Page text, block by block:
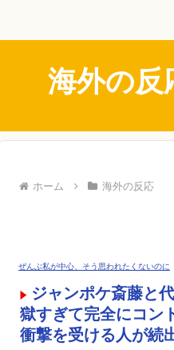
海外の反
ホーム 海外の反応
ぜんぶ私が中心、そう思われたくないのに
ジャンポケ斎藤と
獄すぎて完全にコ
衝撃を受ける人が続